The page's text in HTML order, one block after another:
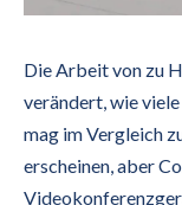
Die Arbeit von zu
verändert, wie
mag im Vergleich
erscheinen, aber